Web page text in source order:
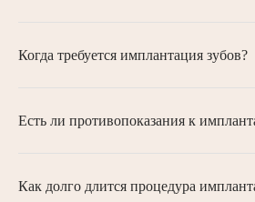
Когда требуется имплантация зубов?
Есть ли противопоказания к
Как долго длится процедура